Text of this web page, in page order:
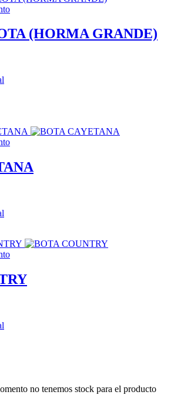
(HORMA GRANDE)
no tenemos stock para el producto